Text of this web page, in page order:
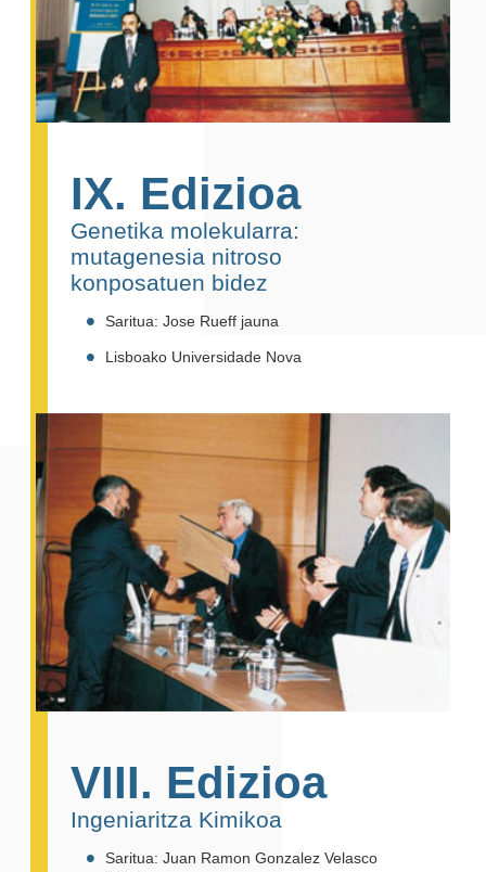
IX. Edizioa
Genetika molekularra:
mutagenesia nitroso
konposatuen bidez
Saritua: Jose Rueff jauna
Lisboako Universidade Nova
VIII. Edizioa
Ingeniaritza Kimikoa
Saritua: Juan Ramon Gonzalez Velasco